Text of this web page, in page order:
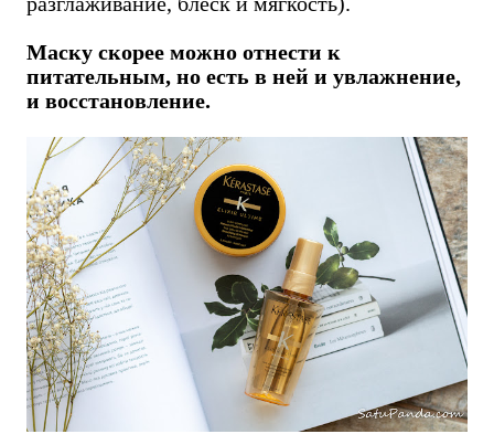
Маску скорее можно отнести к
питательным, но есть в ней и увлажнение,
и восстановление.